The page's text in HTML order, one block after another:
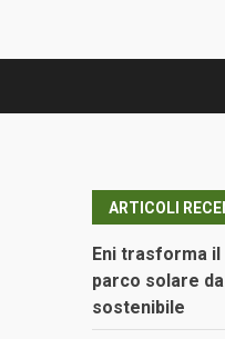
ARTICOLI
Eni trasforma il
parco solare
sostenibile